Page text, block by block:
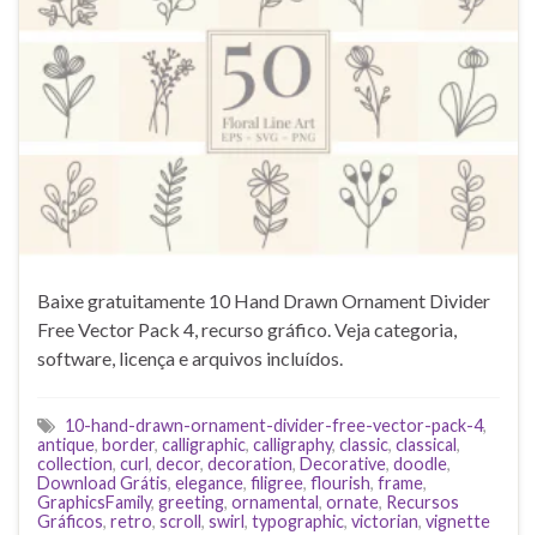
Baixe gratuitamente 10 Hand Drawn Ornament Divider
Free Vector Pack 4, recurso gráfico. Veja categoria,
software, licença e arquivos incluídos.
10-hand-drawn-ornament-divider-free-vector-pack-4,
antique, border, calligraphic, calligraphy, classic, classical,
collection, curl, decor, decoration, Decorative, doodle,
Download Grátis, elegance, filigree, flourish, frame,
GraphicsFamily, greeting, ornamental, ornate, Recursos
Gráficos, retro, scroll, swirl, typographic, victorian, vignette